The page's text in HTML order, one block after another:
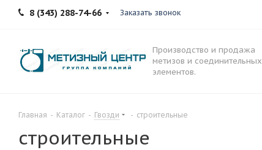
8 (343) 288-74-66 Заказать звонок
Производство и продажа
метизов и соединительных
элементов.
Главная - Каталог - Гвозди - строительные
строительные